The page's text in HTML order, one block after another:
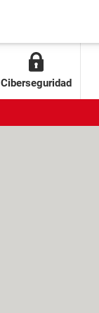
Ciberseguridad